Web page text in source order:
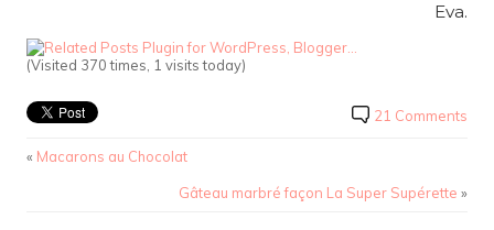
Eva.
(Visited 370 times, 1 visits today)
21 Comments
« Macarons au Chocolat
Gâteau marbré façon La Super Supérette »